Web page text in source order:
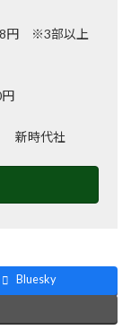
円 ※3部以上
新時代社
Bluesky